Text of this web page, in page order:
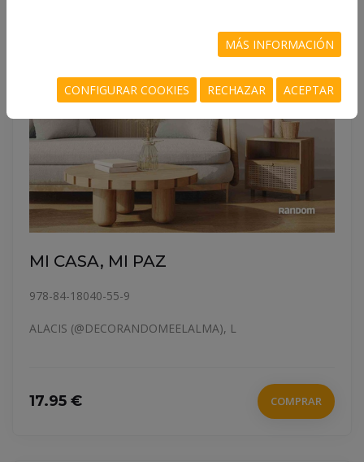
MI CASA, MI PAZ
978-84-18040-55-9
ALACIS (@DECORANDOMEELALMA), L
17.95 € COMPRAR
MÁS INFORMACIÓN
CONFIGURAR COOKIES RECHAZAR ACEPTAR